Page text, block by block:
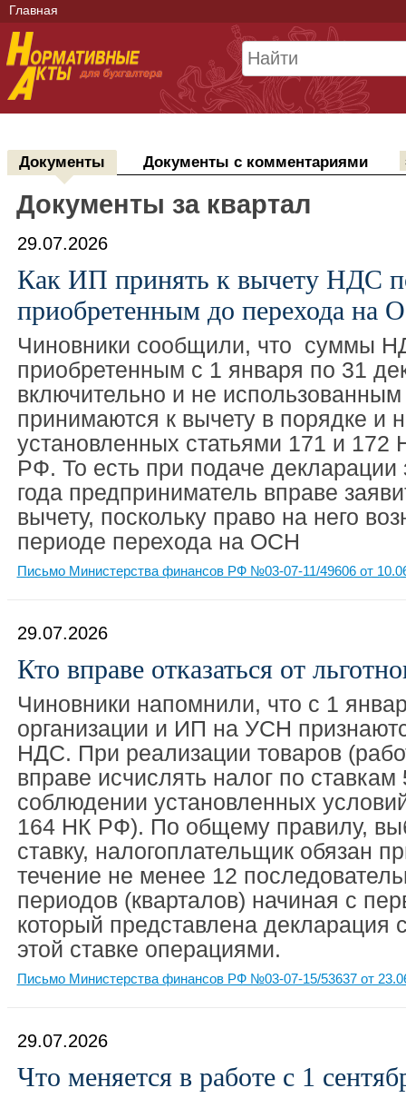
Главная
Документы Документы с комментариями
Документы за квартал
29.07.2026
Как ИП принять к вычету НДС
приобретенным до перехода
Чиновники сообщили, что суммы
приобретенным с 1 января по 31
включительно и не
принимаются к вычету в порядке и
установленных статьями 171 и 172
РФ. То есть при подаче декларации
года предприниматель вправе
вычету, поскольку право на него
периоде перехода на ОСН
Письмо Министерства финансов РФ №03-07-11/49606 от
29.07.2026
Кто вправе отказаться от
Чиновники напомнили, что с 1
организации и ИП на УСН
НДС. При реализации товаров
вправе исчислять налог по
соблюдении установленных
164 НК РФ). По общему правилу,
ставку, налогоплательщик обязан
течение не менее 12
периодов (кварталов) начиная с
который представлена декларация
этой ставке операциями.
Письмо Министерства финансов РФ №03-07-15/53637 от
29.07.2026
Что меняется в работе с 1